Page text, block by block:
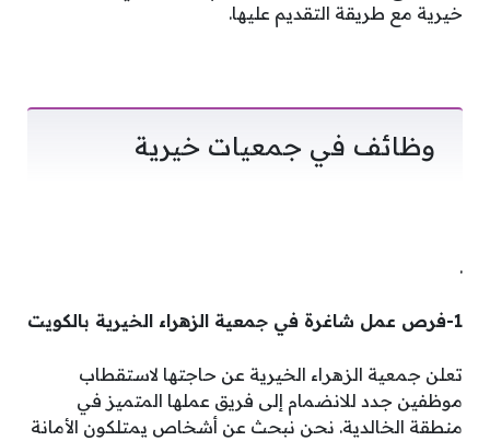
خيرية مع طريقة التقديم عليها.
وظائف في جمعيات خيرية
.
1-فرص عمل شاغرة في جمعية الزهراء الخيرية بالكويت
تعلن جمعية الزهراء الخيرية عن حاجتها لاستقطاب
موظفين جدد للانضمام إلى فريق عملها المتميز في
منطقة الخالدية. نحن نبحث عن أشخاص يمتلكون الأمانة